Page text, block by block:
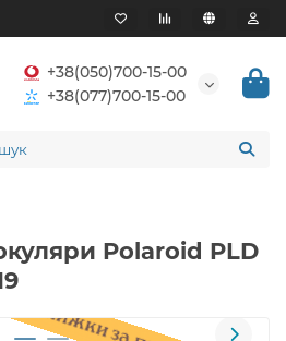
+38(050)700-15-00
+38(077)700-15-00
Polaroid PLD